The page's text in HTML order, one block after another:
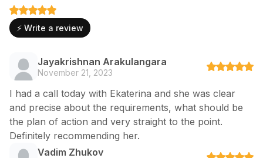
⚡ Write a review
Jayakrishnan Arakulangara
November 21, 2023
I had a call today with Ekaterina and she was clear
and precise about the requirements, what should be
the plan of action and very straight to the point.
Definitely recommending her.
Vadim Zhukov